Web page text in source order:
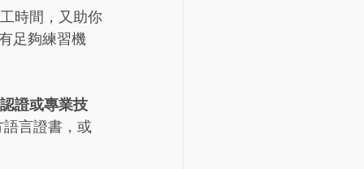
時間，又助你
足夠練習機
證或專業技
言證書，或